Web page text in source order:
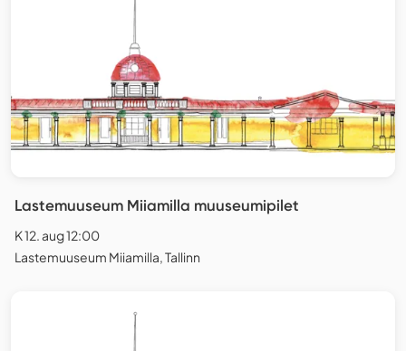
Lastemuuseum Miiamilla muuseumipilet
K 12. aug 12:00
Lastemuuseum Miiamilla, Tallinn